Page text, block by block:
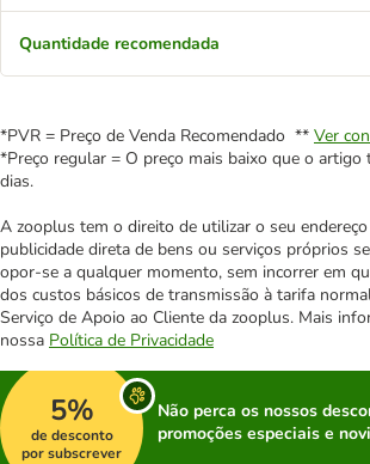
Quantidade recomendada
*PVR = Preço de Venda Recomendado ** Ver
*Preço regular = O preço mais baixo que o
dias.
A zooplus tem o direito de utilizar o seu
publicidade direta de bens ou serviços próprios
opor-se a qualquer momento, sem incorrer em
dos custos básicos de transmissão à tarifa
Serviço de Apoio ao Cliente da zooplus. Mais
nossa Política de Privacidade
5%
de desconto
por subscrever
Não perca os nossos
promoções especiais e